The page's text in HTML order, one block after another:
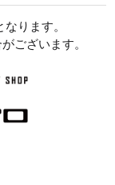
ります。
ございます。